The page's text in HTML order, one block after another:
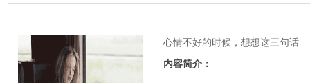
心情不好的时候，想想这三句话
内容简介：